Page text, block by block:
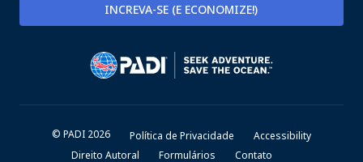
INCREVA-SE (E ECONOMIZE!)
© PADI 2026 Política de Privacidade
Accessibility
Direito Autoral
Formulários Contato